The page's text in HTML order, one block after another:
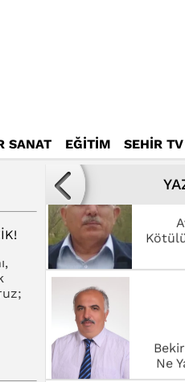
SANAT EĞİTİM SEHİR TV